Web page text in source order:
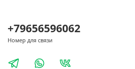
+79656596062
Номер для связи